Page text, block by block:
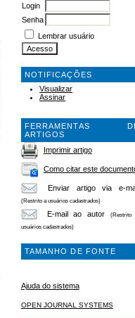
Login
Senha
Lembrar usuário
NOTIFICAÇÕES
Visualizar
Assinar
FERRAMENTAS
ARTIGOS
Imprimir artigo
Como citar este
Enviar artigo via e-
(Restrito a usuários cadastrados)
E-mail ao autor
(Restrito
usuários cadastrados)
TAMANHO DE FONTE
Ajuda do sistema
OPEN JOURNAL SYSTEMS